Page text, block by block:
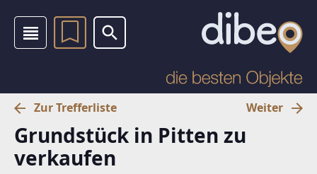
Zur Trefferliste Weiter
Grundstück in Pitten zu
verkaufen